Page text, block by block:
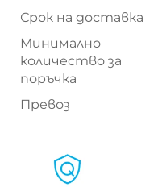
Срок на доставка
Минимално
количество за
поръчка
Превоз